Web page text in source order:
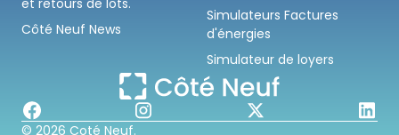
et retours de lots.
Côté Neuf News
Simulateurs Factures
d'énergies
Simulateur de loyers
© 2026 Coté Neuf.